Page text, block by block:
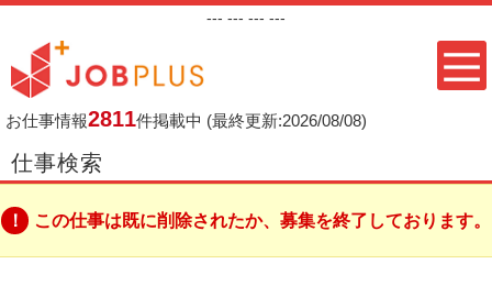
--- --- --- ---
お仕事情報2811件掲載中 (最終更新:2026/08/08)
仕事検索
この仕事は既に削除されたか、募集を終了しております。